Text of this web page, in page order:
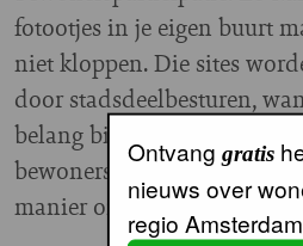
fotootjes in je eigen buurt
niet kloppen. Die sites
door stadsdeelbesturen,
belang bij om te weten wat
bewoners. Daarnaast is het
manier om te
Ontvang gratis
nieuws over
regio Amsterdam.